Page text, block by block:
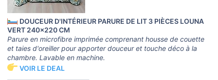
DOUCEUR D'INTÉRIEUR PARURE DE LIT 3 PIÈCES LOUNA
VERT 240x220 CM
Parure en microfibre imprimée comprenant housse de couette
et taies d'oreiller pour apporter douceur et touche déco à la
chambre. Lavable en machine.
VOIR LE DEAL